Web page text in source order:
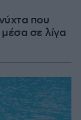
που
σε λίγα